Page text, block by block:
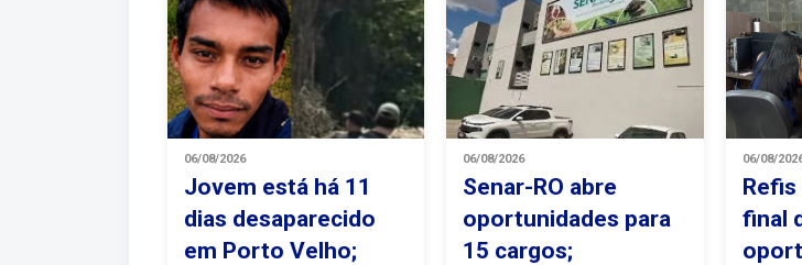
06/08/2026
Jovem está há 11
dias desaparecido
em Porto Velho;
06/08/2026
Senar-RO abre
oportunidades para
15 cargos;
06/08/
final